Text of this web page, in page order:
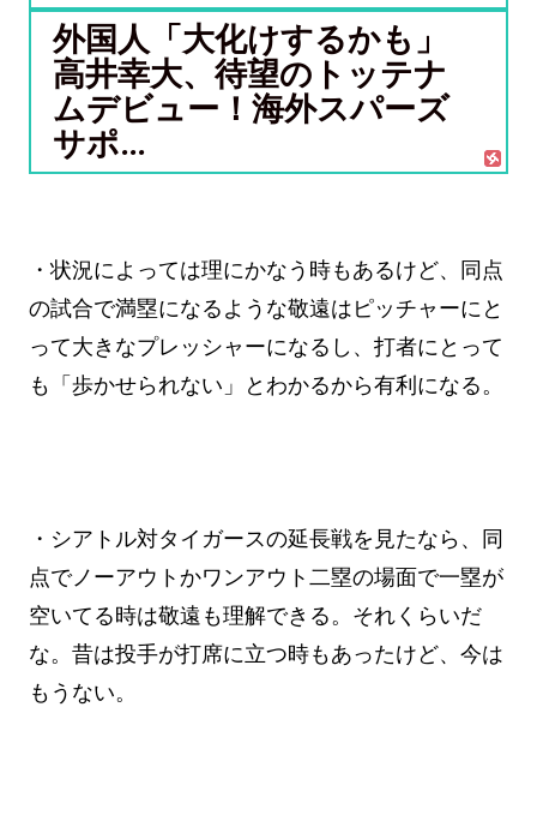
外国人「大化けするかも」
高井幸大、待望のトッテナ
ムデビュー！海外スパーズ
サポ...
・状況によっては理にかなう時もあるけど、同点
の試合で満塁になるような敬遠はピッチャーにと
って大きなプレッシャーになるし、打者にとって
も「歩かせられない」とわかるから有利になる。
・シアトル対タイガースの延長戦を見たなら、同
点でノーアウトかワンアウト二塁の場面で一塁が
空いてる時は敬遠も理解できる。それくらいだ
な。昔は投手が打席に立つ時もあったけど、今は
もうない。